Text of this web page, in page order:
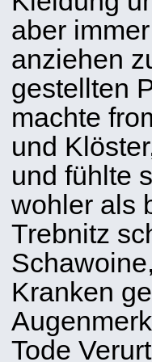
aber
anziehen
gestellten
machte
und
und fühlte
wohler als
Trebnitz
Kranken
Tode